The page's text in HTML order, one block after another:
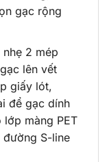
gạc rộng
2 mép
lên vết
giấy lót,
để gạc dính
màng PET
S-line